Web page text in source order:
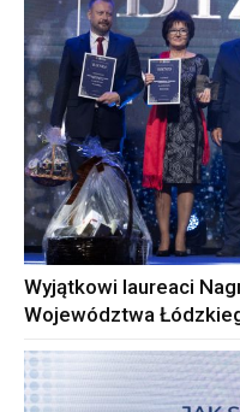
Wyjątkowi laureaci
Województwa